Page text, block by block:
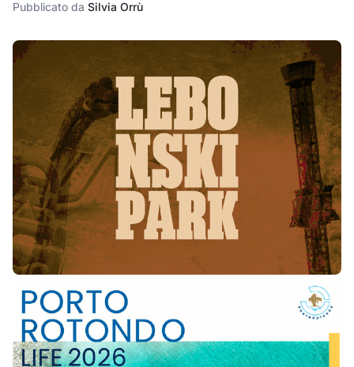
Pubblicato da Silvia Orrù